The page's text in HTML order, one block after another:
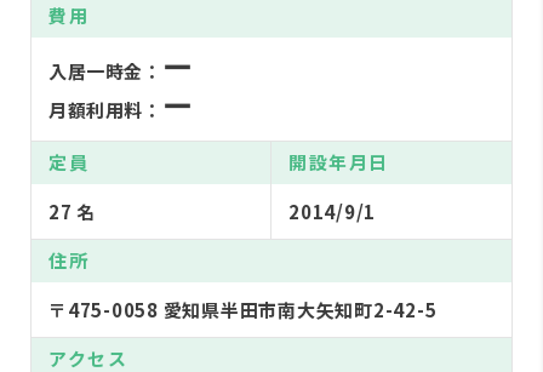
費用
入居一時金： ー
月額利用料： ー
定員
27 名
開設年月日
2014/9/1
住所
〒475-0058 愛知県半田市南大矢知町2-42-5
アクセス